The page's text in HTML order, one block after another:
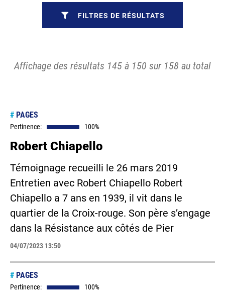
Affichage des résultats 145 à 150 sur 158 au total
# PAGES
Pertinence: 100%
Robert Chiapello
Témoignage recueilli le 26 mars 2019
Entretien avec Robert Chiapello Robert
Chiapello a 7 ans en 1939, il vit dans le
quartier de la Croix-rouge. Son père s’engage
dans la Résistance aux côtés de Pier
04/07/2023 13:50
# PAGES
Pertinence: 100%
FILTRES DE RÉSULTATS